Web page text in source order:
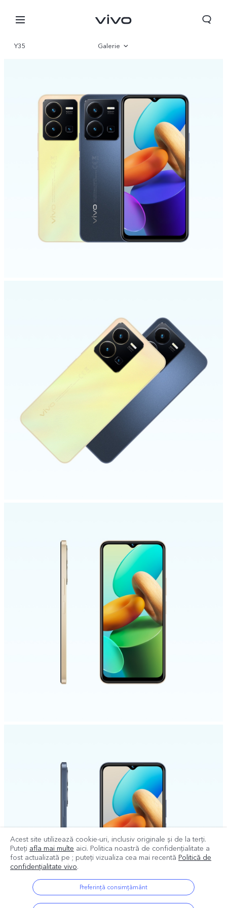
Y35 Galerie
Parametri
Acest site utilizează cookie-uri, inclusiv originale și de la terți.
Puteți afla mai multe aici. Politica noastră de confidențialitate a
fost actualizată pe ; puteți vizualiza cea mai recentă Politică de
confidențialitate vivo.
Preferință consimțământ